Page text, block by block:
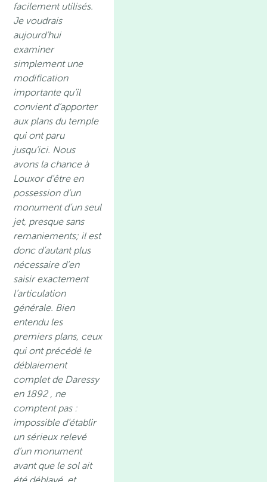
facilement utilisés.
Je voudrais
aujourd’hui
examiner
simplement une
modification
importante qu’il
convient d’apporter
aux plans du temple
qui ont paru
jusqu’ici. Nous
avons la chance à
Louxor d’être en
possession d’un
monument d’un seul
jet, presque sans
remaniements; il est
donc d’autant plus
nécessaire d’en
saisir exactement
l’articulation
générale. Bien
entendu les
premiers plans, ceux
qui ont précédé le
déblaiement
complet de Daressy
en 1892 , ne
comptent pas :
impossible d’établir
un sérieux relevé
d’un monument
avant que le sol ait